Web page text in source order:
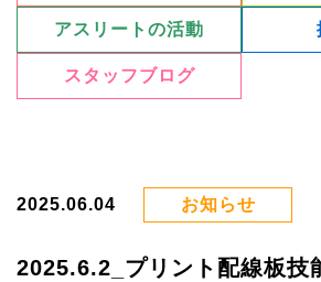
アスリートの活動
スタッフブログ
2025.06.04 お知らせ
2025.6.2_プリント配線板技